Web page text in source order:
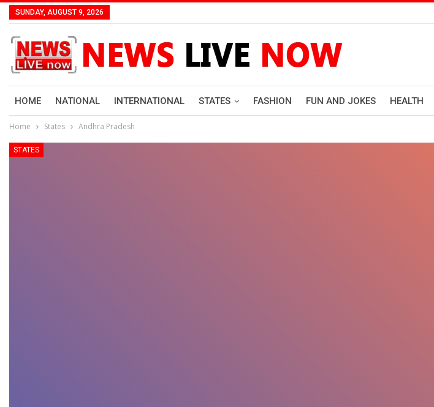
SUNDAY, AUGUST 9, 2026
HOME NATIONAL INTERNATIONAL STATES FASHION FUN AND JOKES HEALTH
Home States Andhra Pradesh
STATES